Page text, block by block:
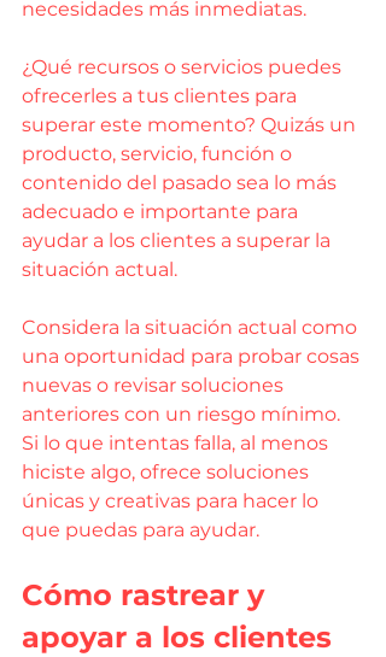
necesidades más inmediatas.
¿Qué recursos o servicios puedes
ofrecerles a tus clientes para
superar este momento? Quizás un
producto, servicio, función o
contenido del pasado sea lo más
adecuado e importante para
ayudar a los clientes a superar la
situación actual.
Considera la situación actual como
una oportunidad para probar cosas
nuevas o revisar soluciones
anteriores con un riesgo mínimo.
Si lo que intentas falla, al menos
hiciste algo, ofrece soluciones
únicas y creativas para hacer lo
que puedas para ayudar.
Cómo rastrear y
apoyar a los clientes